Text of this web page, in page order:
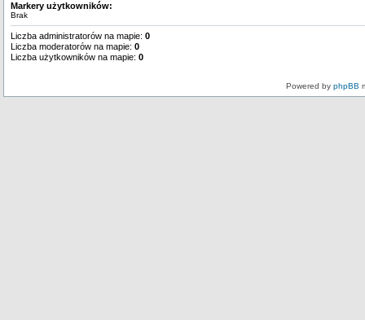
Markery użytkowników:
Brak
Liczba administratorów na mapie: 0
Liczba moderatorów na mapie: 0
Liczba użytkowników na mapie: 0
Powered by phpBB